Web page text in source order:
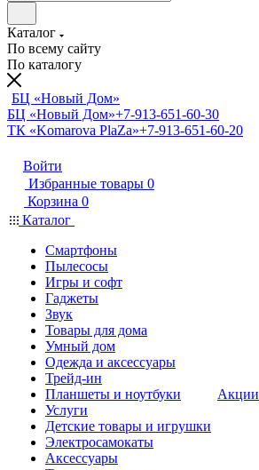
Каталог
По всему сайту
По каталогу
БЦ «Новый Дом»
БЦ «Новый Дом»+7-913-651-60-30
ТК «Komarova PlaZa»+7-913-651-60-20
Войти
Избранные товары 0
Корзина 0
Каталог
Смартфоны
Пылесосы
Игры и софт
Гаджеты
Звук
Товары для дома
Умный дом
Одежда и аксессуары
Трейд-ин
Планшеты и ноутбуки
Услуги
Детские товары и игрушки
Электросамокаты
Аксессуары
Акции